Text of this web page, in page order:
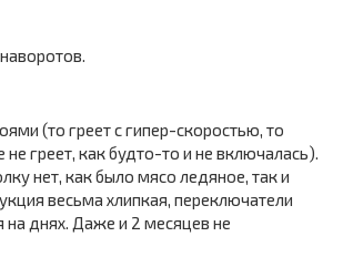
(то греет с гипер-скоростью, то
греет, как будто-то и не включалась).
нет, как было мясо ледяное, так и
весьма хлипкая, переключатели
на днях. Даже и 2 месяцев не